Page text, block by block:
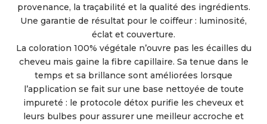
provenance, la traçabilité et la qualité des ingrédients.
Une garantie de résultat pour le coiffeur : luminosité,
éclat et couverture.
La coloration 100% végétale n’ouvre pas les écailles du
cheveu mais gaine la fibre capillaire. Sa tenue dans le
temps et sa brillance sont améliorées lorsque
l’application se fait sur une base nettoyée de toute
impureté : le protocole détox purifie les cheveux et
leurs bulbes pour assurer une meilleur accroche et